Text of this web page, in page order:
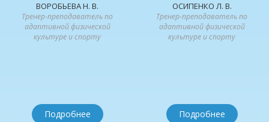
ВОРОБЬЕВА Н. В.
Тренер-преподаватель по
адаптивной физической
культуре и спорту
Подробнее
ОСИПЕНКО Л. В.
Тренер-преподаватель по
адаптивной физической
культуре и спорту
Подробнее